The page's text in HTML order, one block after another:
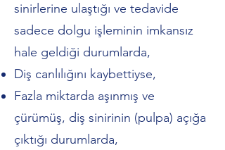
sinirlerine ulaştığı ve tedavide
sadece dolgu işleminin imkansız
hale geldiği durumlarda,
Diş canlılığını kaybettiyse,
Fazla miktarda aşınmış ve
çürümüş, diş sinirinin (pulpa) açığa
çıktığı durumlarda,